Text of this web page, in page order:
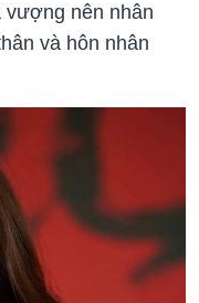
vượng nên nhân
và hôn nhân